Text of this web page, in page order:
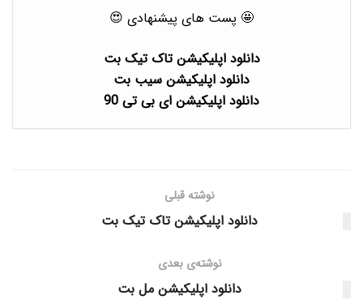
🤩 پست های پیشنهادی 😍
دانلود اپلیکیشن تاک تیک بت
دانلود اپلیکیشن سیب بت
دانلود اپلیکیشن ای بی تی 90
نوشته قبلی
دانلود اپلیکیشن تاک تیک بت
نوشته‌ی بعدی
دانلود اپلیکیشن مل بت